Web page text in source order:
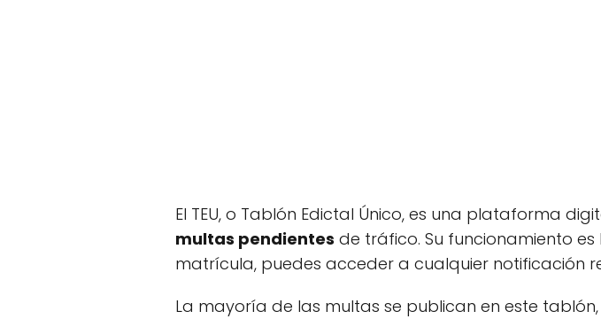
El TEU, o Tablón Edictal Único, es una plataforma
multas pendientes de tráfico. Su funcionamiento es
matrícula, puedes acceder a cualquier notificación
La mayoría de las multas se publican en este